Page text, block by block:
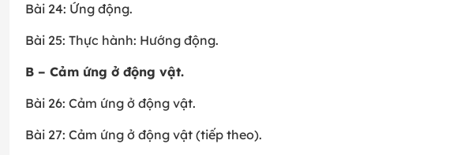
Bài 24: Ứng động.
Bài 25: Thực hành: Hướng động.
B – Cảm ứng ở động vật.
Bài 26: Cảm ứng ở động vật.
Bài 27: Cảm ứng ở động vật (tiếp theo).